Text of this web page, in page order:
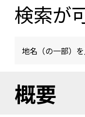
検索が
地名（の一部）を
概要